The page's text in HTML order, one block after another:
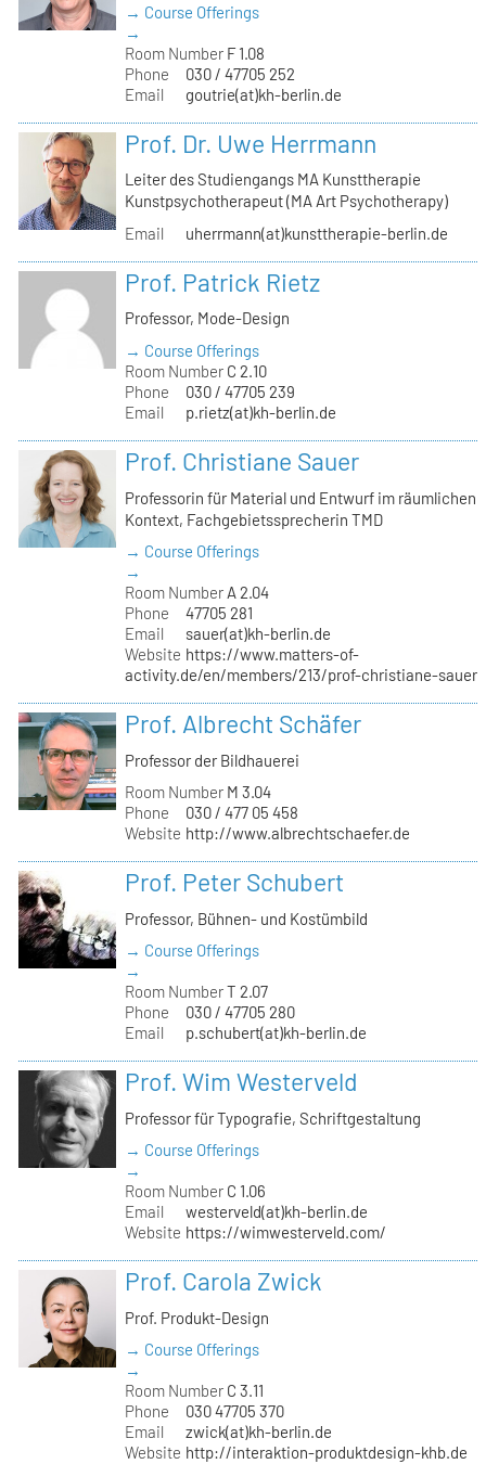
→ Course Offerings
→
Room Number F 1.08
Phone
030 / 47705 252
Email
goutrie(at)kh-berlin.de
Prof. Dr. Uwe Herrmann
Leiter des Studiengangs MA Kunsttherapie
Kunstpsychotherapeut (MA Art Psychotherapy)
Email
uherrmann(at)kunsttherapie-berlin.de
Prof. Patrick Rietz
Professor, Mode-Design
→ Course Offerings
Room Number C 2.10
Phone
030 / 47705 239
Email
p.rietz(at)kh-berlin.de
Prof. Christiane Sauer
Professorin für Material und Entwurf im räumlichen
Kontext, Fachgebietssprecherin TMD
→ Course Offerings
→
Room Number A 2.04
Phone
47705 281
Email
sauer(at)kh-berlin.de
Website https://www.matters-of-
activity.de/en/members/213/prof-christiane-sauer
Prof. Albrecht Schäfer
Professor der Bildhauerei
Room Number M 3.04
Phone
030 / 477 05 458
Website http://www.albrechtschaefer.de
Prof. Peter Schubert
Professor, Bühnen- und Kostümbild
→ Course Offerings
→
Room NumberT 2.07
Phone
030 / 47705 280
Email
p.schubert(at)kh-berlin.de
Prof. Wim Westerveld
Professor für Typografie, Schriftgestaltung
→ Course Offerings
→
Room Number C 1.06
Email
westerveld(at)kh-berlin.de
Website https://wimwesterveld.com/
Prof. Carola Zwick
Prof. Produkt-Design
→ Course Offerings
→
Room Number C 3.11
Phone
030 47705 370
Email
zwick(at)kh-berlin.de
Website http://interaktion-produktdesign-khb.de